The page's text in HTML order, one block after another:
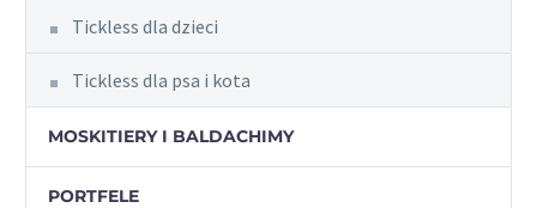
Tickless dla dzieci
Tickless dla psa i kota
MOSKITIERY I BALDACHIMY
PORTFELE